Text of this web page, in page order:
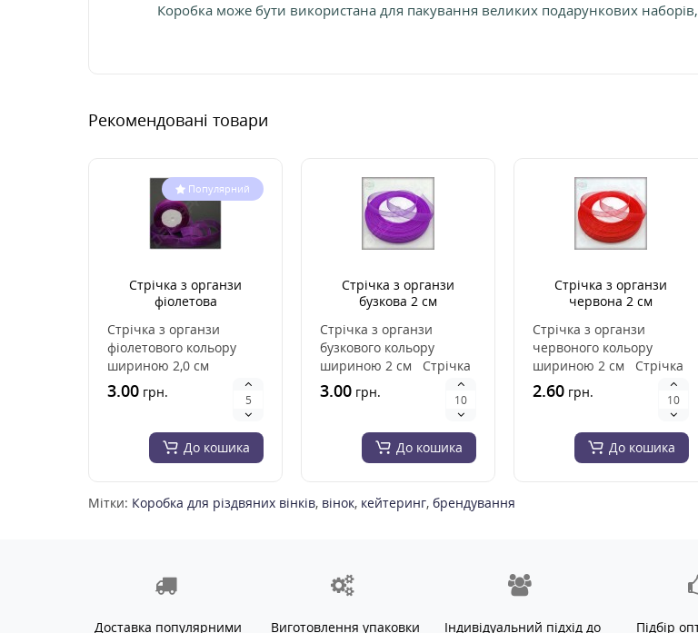
Коробка може бути використана для пакування великих подарункових наборів,
Рекомендовані товари
Популярний
Стрічка з органзи
фіолетова
Стрічка з органзи
фіолетового кольору
шириною 2,0 см
Стрічка з органзи
виготовлена з висок..
3.00 грн.
До кошика
Стрічка з органзи
бузкова 2 см
Стрічка з органзи
бузкового кольору
шириною 2 см Стрічка
з органзи виготовлена з
високоякі..
3.00 грн.
До кошика
Стрічка з органзи
червона 2 см
Стрічка з органзи
червоного кольору
шириною 2 см Стрічка
з органзи виготовлена з
високоякі..
2.60 грн.
До кошика
Мітки: Коробка для різдвяних вінків, вінок, кейтеринг, брендування
Доставка популярними
Виготовлення упаковки
Індивідуальний підхід до
Підбір